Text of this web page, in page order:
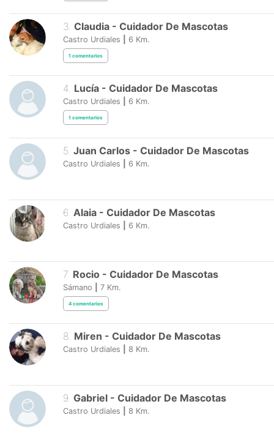
3. Claudia - Cuidador De Mascotas
Castro Urdiales 6 Km.
1 comentarios
4. Lucía - Cuidador De Mascotas
Castro Urdiales 6 Km.
1 comentarios
5 Juan Carlos - Cuidador De Mascotas
Castro Urdiales 6 Km.
6 Alaia - Cuidador De Mascotas
Castro Urdiales 6 Km.
7. Rocio - Cuidador De Mascotas
Sámano 7 Km.
4 comentarios
8. Miren - Cuidador De Mascotas
Castro Urdiales 8 Km.
9. Gabriel - Cuidador De Mascotas
Castro Urdiales 8 Km.